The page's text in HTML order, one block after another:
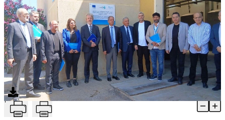
ثقافة ومجتمع
منوعات
ابحث
الصدي من طرابلس: الحكومة مهتمة بالمدينة وكل مناطق الشمالT